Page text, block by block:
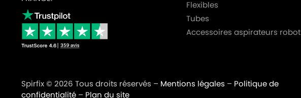
Flexibles
Tubes
Accessoires aspirateurs robot
Spirfix © 2026 Tous droits réservés – Mentions légales – Politique de
confidentialité– Plan du site